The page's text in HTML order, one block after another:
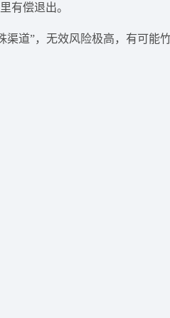
有偿退出。
渠道”，无效风险极高，有可能